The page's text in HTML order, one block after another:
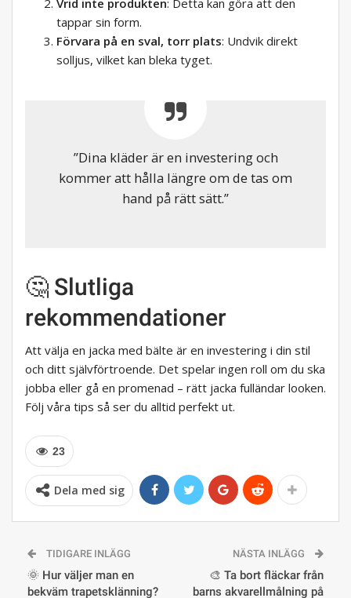
Vrid inte produkten: Detta kan göra att den
tappar sin form.
Förvara på en sval, torr plats: Undvik direkt
solljus, vilket kan bleka tyget.
”Dina kläder är en investering och
kommer att hålla längre om de tas om
hand på rätt sätt.”
🤔 Slutliga
rekommendationer
Att välja en jacka med bälte är en investering i din stil
och ditt självförtroende. Det spelar ingen roll om du ska
jobba eller gå en promenad – rätt jacka fulländar looken.
Följ våra tips så ser du alltid perfekt ut.
23
Dela med sig
TIDIGARE INLÄGG
🌞 Hur väljer man en
bekväm trapetsklänning?
NÄSTA INLÄGG
🎨 Ta bort fläckar från
barns akvarellmålning på